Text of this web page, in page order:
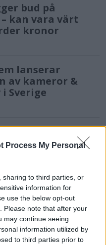
Process My Personal
sharing to third parties, or
information for
use the below opt-out
Please note that after your
may continue seeing
information utilized by
to third parties prior to
bud på
kan vara värt
kronor
lanserar
av kameror &
Sverige
400mm F5,6-8
telezoom för
& natur
Sveriges nya
till Göteborg,